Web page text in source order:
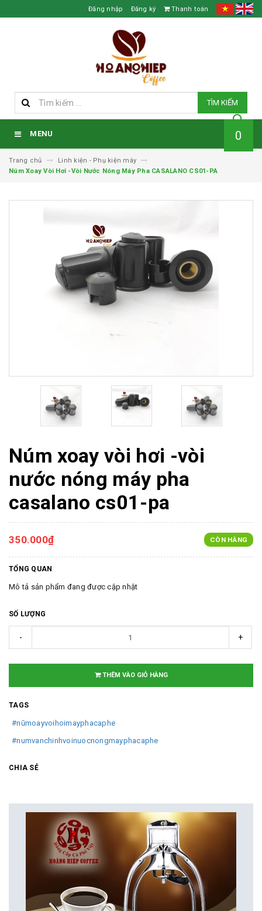
Đăng nhập Đăng ký Thanh toán
TÌM KIẾM
MENU 0
Trang chủ
Linh kiện - Phụ kiện máy
Núm Xoay Vòi Hơi -Vòi Nước Nóng Máy Pha CASALANO CS01-PA
Núm xoay vòi hơi -vòi
nước nóng máy pha
casalano cs01-pa
350.000₫ CÒN HÀNG
TỔNG QUAN
Mô tả sản phẩm đang được cập nhật
SỐ LƯỢNG
- +
THÊM VÀO GIỎ HÀNG
TAGS
#nũmoayvoihoimayphacaphe
#numvanchinhvoinuocnongmayphacaphe
CHIA SẺ